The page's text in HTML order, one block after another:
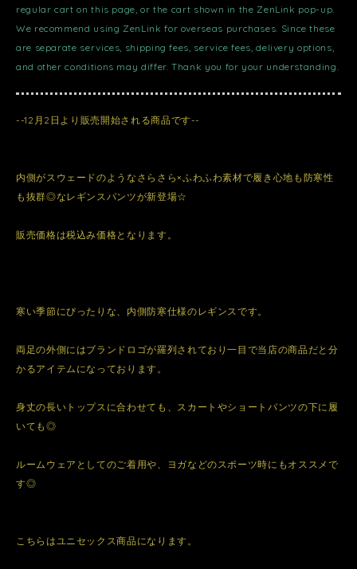
regular cart on this page, or the cart shown in the ZenLink pop-up.
We recommend using ZenLink for overseas purchases. Since these
are separate services, shipping fees, service fees, delivery options,
and other conditions may differ. Thank you for your understanding.
--12月2日より販売開始される商品です--
内側がスウェードのようなさらさら×ふわふわ素材で履き心地も防寒性
も抜群◎なレギンスパンツが新登場☆
販売価格は税込み価格となります。
寒い季節にぴったりな、内側防寒仕様のレギンスです。
両足の外側にはブランドロゴが羅列されており一目で当店の商品だと分
かるアイテムになっております。
身丈の長いトップスに合わせても、スカートやショートパンツの下に履
いても◎
ルームウェアとしてのご着用や、ヨガなどのスポーツ時にもオススメで
す◎
こちらはユニセックス商品になります。